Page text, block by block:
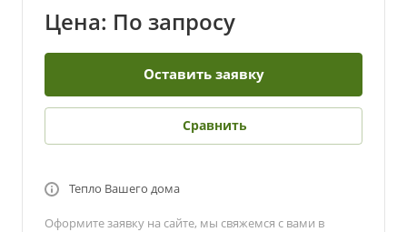
Цена: По запросу
Оставить заявку
Сравнить
Тепло Вашего дома
Оформите заявку на сайте, мы свяжемся с вами в